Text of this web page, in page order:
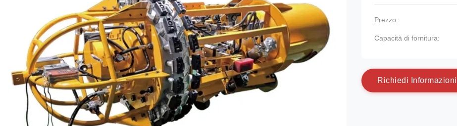
Prezzo:
Capacità di fornitura:
Richied i nformazioni